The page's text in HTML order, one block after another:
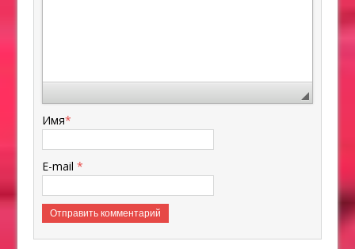
Имя*
E-mail*